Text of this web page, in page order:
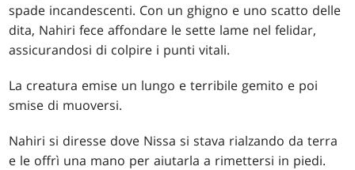
spade incandescenti. Con un ghigno e uno scatto delle
dita, Nahiri fece affondare le sette lame nel felidar,
assicurandosi di colpire i punti vitali.
La creatura emise un lungo e terribile gemito e poi
smise di muoversi.
Nahiri si diresse dove Nissa si stava rialzando da terra
e le offrì una mano per aiutarla a rimettersi in piedi.